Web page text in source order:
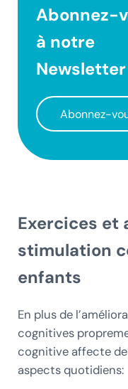
Abonnez-
à notre
Newsletter
Abonnez-
Exercices et
stimulation
enfants
En plus de
cognitives
cognitive affecte
aspects quotidiens: